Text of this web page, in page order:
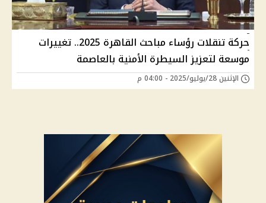
حركة تنقلات رؤساء مباحث القاهرة 2025.. تغييرات
موسعة لتعزيز السيطرة الأمنية بالعاصمة
الإثنين 28/يوليو/2025 - 04:00 م